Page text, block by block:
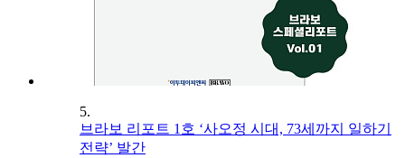
5.
브라보 리포트 1호 ‘사오정 시대, 73세까지 일하기
전략’ 발간